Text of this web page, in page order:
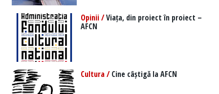
Opinii /Viața, din proiect în proiect –
AFCN
Cultura /Cine câștigă la AFCN